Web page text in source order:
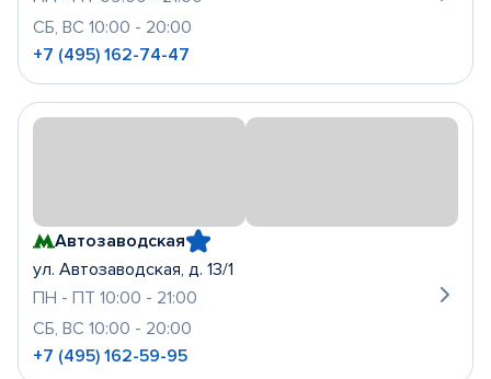
СБ, ВС 10:00 - 20:00
+7 (495) 162-74-47
Автозаводская
ул. Автозаводская, д. 13/1
ПН - ПТ 10:00 - 21:00
СБ, ВС 10:00 - 20:00
+7 (495) 162-59-95